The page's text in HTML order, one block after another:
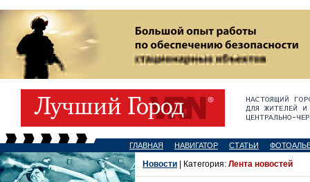
ГЛАВНАЯ НАВИГАТОР СТАТЬИ
Новости | Категория: Лента новостей